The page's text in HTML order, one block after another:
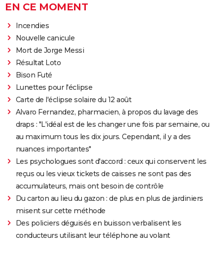
EN CE MOMENT
Incendies
Nouvelle canicule
Mort de Jorge Messi
Résultat Loto
Bison Futé
Lunettes pour l'éclipse
Carte de l'éclipse solaire du 12 août
Alvaro Fernandez, pharmacien, à propos du lavage des
draps : "L'idéal est de les changer une fois par semaine, ou
au maximum tous les dix jours. Cependant, il y a des
nuances importantes"
Les psychologues sont d'accord : ceux qui conservent les
reçus ou les vieux tickets de caisses ne sont pas des
accumulateurs, mais ont besoin de contrôle
Du carton au lieu du gazon : de plus en plus de jardiniers
misent sur cette méthode
Des policiers déguisés en buisson verbalisent les
conducteurs utilisant leur téléphone au volant